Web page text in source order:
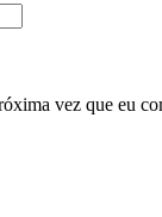
vez que eu